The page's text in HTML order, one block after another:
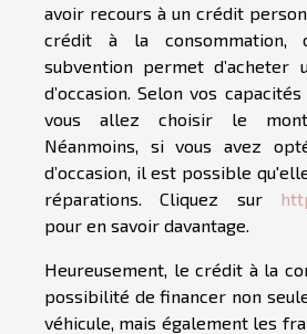
avoir recours à un crédit
crédit à la consommation,
subvention permet d’acheter
d’occasion. Selon vos
vous allez choisir le
Néanmoins, si vous avez
d’occasion, il est possible
réparations. Cliquez sur
pour en savoir davantage.
Heureusement, le crédit à la
possibilité de financer non
véhicule, mais également les